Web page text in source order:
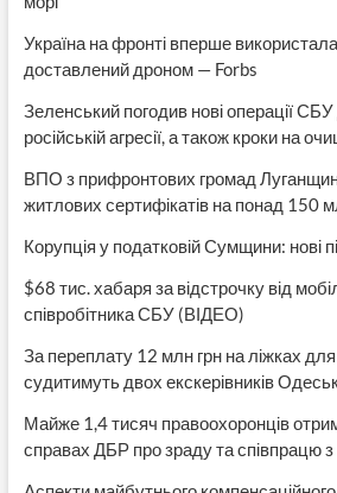
Україна на фронті вперше
доставлений дроном — Forbs
Зеленський погодив нові операції СБУ
російській агресії, а також кроки на
ВПО з прифронтових громад
житлових сертифікатів на понад 150
Корупція у податковій Сумщини: нові
$68 тис. хабаря за відстрочку від
співробітника СБУ (ВІДЕО)
За переплату 12 млн грн на ліжках для
судитимуть двох екскерівників
Майже 1,4 тисяч правоохоронців
справах ДБР про зраду та співпрацю з